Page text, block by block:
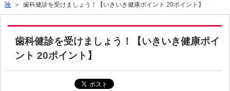
険 ＞ 歯科健診を受けましょう！【いきいき健康ポイント 20ポイント】
歯科健診を受けましょう！【いきいき健康ポイ
ント 20ポイント】